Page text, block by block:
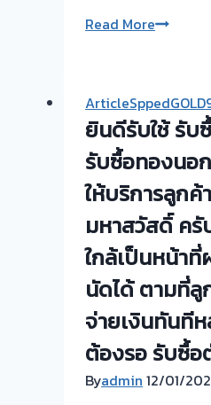
Read Moreรับ
ทอง
ยินดี
บริการ
ไถ่ถอน
ถึง
โรง
จำนำ
ร้าน
ทอง
ประเมิน
หน้า
ตั๋ว
ยินดีรับใช้ รับ
รับซื้อทองนอ
ให้บริการลูก
มหาสวัสดิ์ ครั
ใกล้เป็นหน้าที่
นัดได้ ตามที่ลู
จ่ายเงินทันที
ต้องรอ รับซื้อ
Byadmin 12/01/